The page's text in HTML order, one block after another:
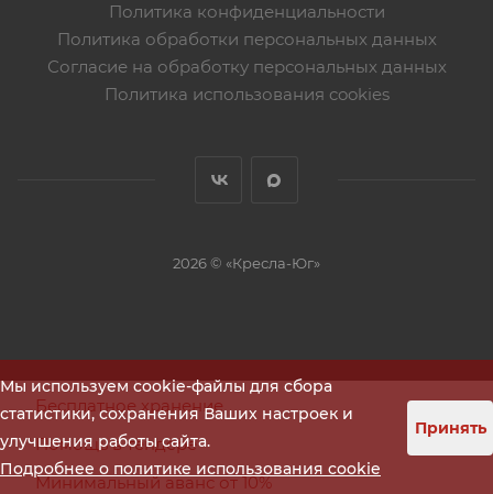
Политика конфиденциальности
Политика обработки персональных данных
Согласие на обработку персональных данных
Политика использования cookies
2026 © «Кресла-Юг»
Бесплатное хранение
Помощь в тендере
Минимальный аванс от 10%
Мы используем cookie-файлы для сбора
статистики, сохранения Ваших настроек и
улучшения работы сайта.
Подробнее о политике использования cookie
Принять